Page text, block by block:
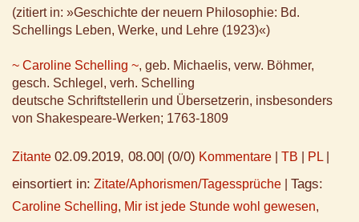
(zitiert in: »Geschichte der neuern Philosophie: Bd.
Schellings Leben, Werke, und Lehre (1923)«)
~ Caroline Schelling ~, geb. Michaelis, verw. Böhmer,
gesch. Schlegel, verh. Schelling
deutsche Schriftstellerin und Übersetzerin, insbesonders
von Shakespeare-Werken; 1763-1809
Zitante 02.09.2019, 08.00 (0/0) Kommentare TB PL
einsortiert in: Zitate/Aphorismen/Tagessprüche Tags:
Caroline Schelling, Mir ist jede Stunde wohl gewesen,